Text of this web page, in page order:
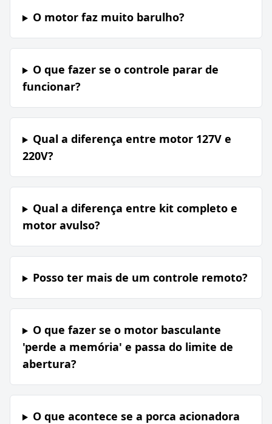
O motor faz muito barulho?
O que fazer se o controle parar de
funcionar?
Qual a diferença entre motor 127V e
220V?
Qual a diferença entre kit completo e
motor avulso?
Posso ter mais de um controle remoto?
O que fazer se o motor basculante
'perde a memória' e passa do limite de
abertura?
O que acontece se a porca acionadora